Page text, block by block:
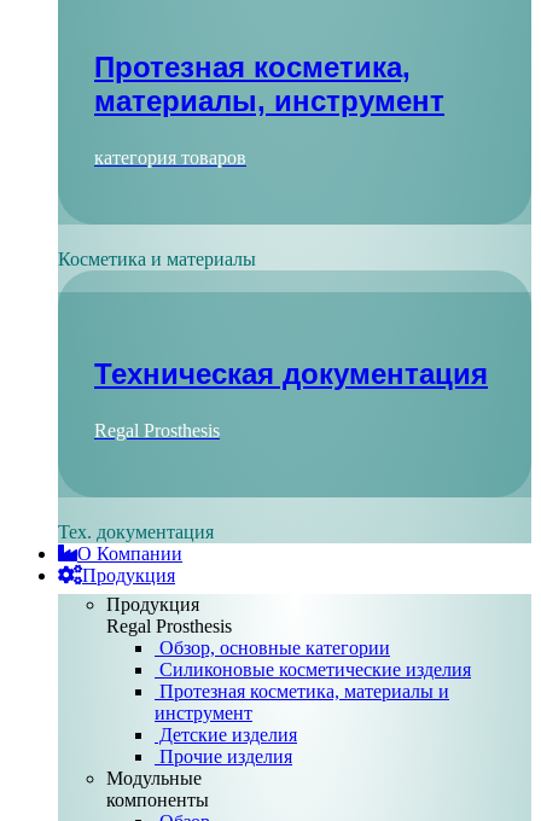
Протезная косметика,
материалы, инструмент
категория товаров
Косметика и материалы
Техническая документация
Regal Prosthesis
Тех. документация
О Компании
Продукция
Продукция
Regal Prosthesis
Обзор, основные категории
Силиконовые косметические изделия
Протезная косметика, материалы и
инструмент
Детские изделия
Прочие изделия
Модульные
компоненты